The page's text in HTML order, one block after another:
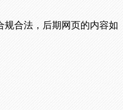
合法，后期网页的内容如